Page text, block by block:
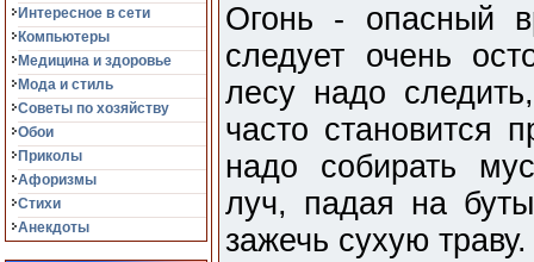
Интересное в сети
Компьютеры
Медицина и здоровье
Мода и стиль
Советы по хозяйству
Обои
Приколы
Афоризмы
Стихи
Анекдоты
Огонь - опасный
следует очень
лесу надо
часто становится
надо собирать
луч, падая на
зажечь сухую траву.